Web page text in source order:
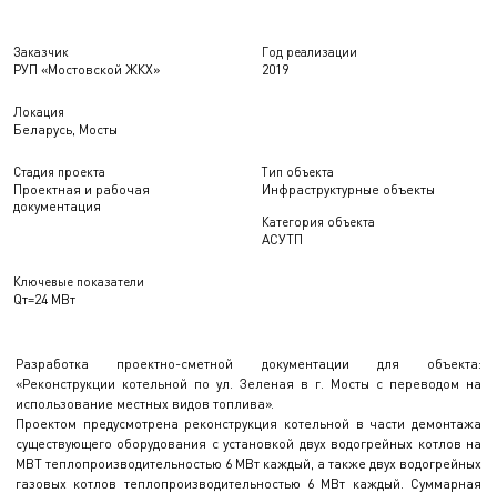
Заказчик
РУП «Мостовской ЖКХ»
Год реализации
2019
Локация
Беларусь, Мосты
Стадия проекта
Проектная и рабочая
документация
Тип объекта
Инфраструктурные объекты
Категория объекта
АСУТП
Ключевые показатели
Qт=24 МВт
Разработка проектно-сметной документации для объекта:
«Реконструкции котельной по ул. Зеленая в г. Мосты с переводом на
использование местных видов топлива».
Проектом предусмотрена реконструкция котельной в части демонтажа
существующего оборудования с установкой двух водогрейных котлов на
МВТ теплопроизводительностью 6 МВт каждый, а также двух водогрейных
газовых котлов теплопроизводительностью 6 МВт каждый. Суммарная